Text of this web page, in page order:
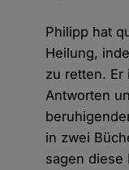
Philipp hat
Heilung,
zu retten. Er
Antworten
in zwei
sagen diese